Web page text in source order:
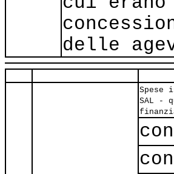
delle
Spese
SAL -